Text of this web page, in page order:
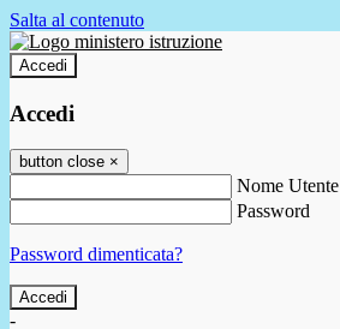
Salta al contenuto
Accedi
Accedi
button close ×
Nome Utente
Password
Password dimenticata?
-